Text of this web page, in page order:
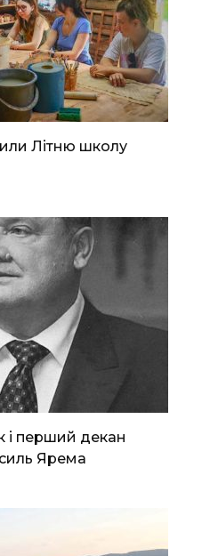
Літню школу
і перший декан
Ярема